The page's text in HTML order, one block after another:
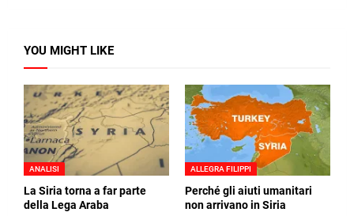
YOU MIGHT LIKE
ANALISI
La Siria torna a far parte
della Lega Araba
ALLEGRA FILIPPI
Perché gli aiuti umanitari
non arrivano in Siria